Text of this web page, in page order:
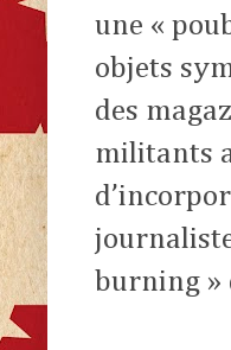
une «
objets
des
militants
burning »